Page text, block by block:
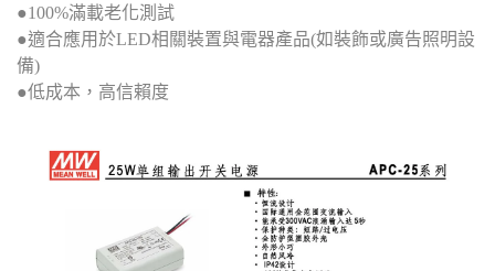
●100%滿載老化測試
●適合應用於LED相關裝置與電器產品(如裝飾或廣告照明設
備)
●低成本，高信賴度